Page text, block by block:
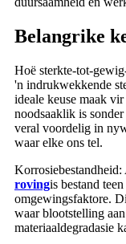
Belangrike
Hoë sterkte-tot-
'n indrukwekkende
ideale keuse maak
noodsaaklik is
veral voordelig in
waar elke ons tel.
Korrosiebestandheid:
rovingis bestand
omgewingsfaktore.
waar blootstelling
materiaaldegradasie